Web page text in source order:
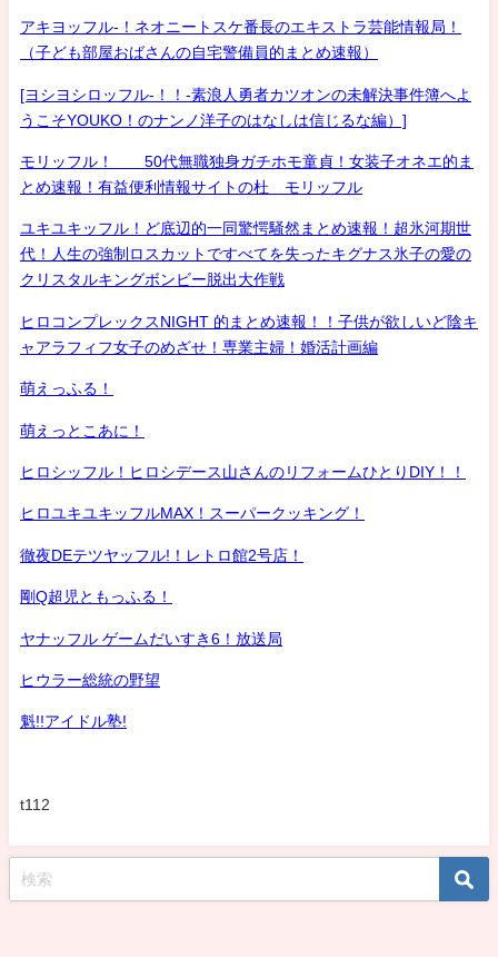
アキヨッフル-！ネオニートスケ番長のエキストラ芸能情報局！
（子ども部屋おばさんの自宅警備員的まとめ速報）
[ヨシヨシロッフル-！！-素浪人勇者カツオンの未解決事件簿へよ
うこそYOUKO！のナンノ洋子のはなしは信じるな編）]
モリッフル！ 50代無職独身ガチホモ童貞！女装子オネエ的ま
とめ速報！有益便利情報サイトの杜 モリッフル
ユキユキッフル！ど底辺的一同驚愕騒然まとめ速報！超氷河期世
代！人生の強制ロスカットですべてを失ったキグナス氷子の愛の
クリスタルキングボンビー脱出大作戦
ヒロコンプレックスNIGHT 的まとめ速報！！子供が欲しいど陰キ
ャアラフィフ女子のめざせ！専業主婦！婚活計画編
萌えっふる！
萌えっとこあに！
ヒロシッフル！ヒロシデース山さんのリフォームひとりDIY！！
ヒロユキユキッフルMAX！スーパークッキング！
徹夜DEテツヤッフル!！レトロ館2号店！
剛Q超児ともっふる！
ヤナッフル ゲームだいすき6！放送局
ヒウラー総統の野望
魁!!アイドル塾!
t112